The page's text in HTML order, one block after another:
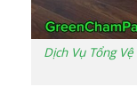
Dịch Vụ Tổng